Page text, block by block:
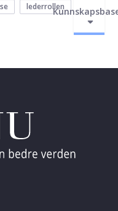
lederrollen